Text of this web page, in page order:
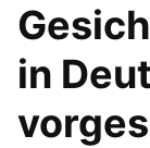
in